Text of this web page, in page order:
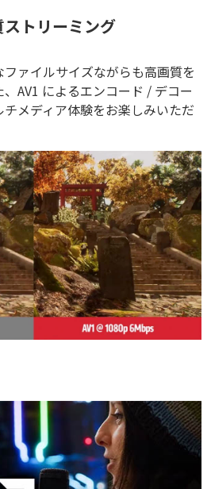
トリーミング
ァイルサイズながらも高画質を
AV1 によるエンコード / デコー
メディア体験をお楽しみいただ